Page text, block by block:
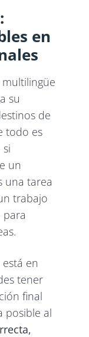
en
su
de
todo es
un
una tarea
trabajo
para
en
tener
final
posible al